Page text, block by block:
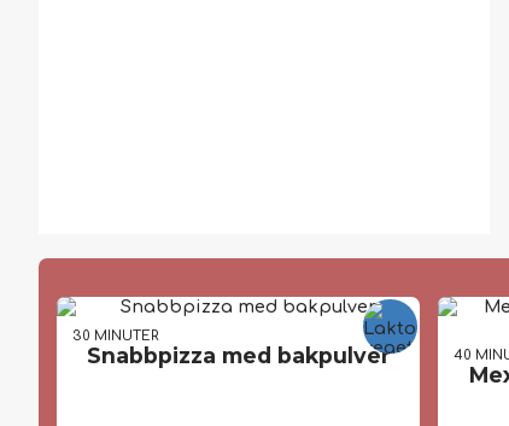
30 MINUTER
Snabbpizza med bakpulver 40 MIN